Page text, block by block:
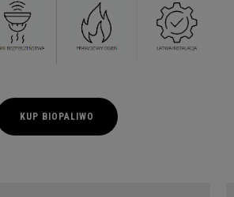
KUP BIOPALIWO